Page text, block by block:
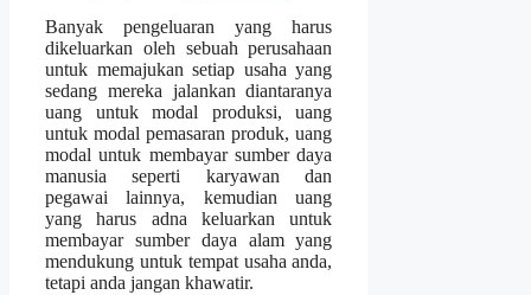
Banyak pengeluaran yang harus
dikeluarkan oleh sebuah perusahaan
untuk memajukan setiap usaha yang
sedang mereka jalankan diantaranya
uang untuk modal produksi, uang
untuk modal pemasaran produk, uang
modal untuk membayar sumber daya
manusia seperti karyawan dan
pegawai lainnya, kemudian uang
yang harus adna keluarkan untuk
membayar sumber daya alam yang
mendukung untuk tempat usaha anda,
tetapi anda jangan khawatir.